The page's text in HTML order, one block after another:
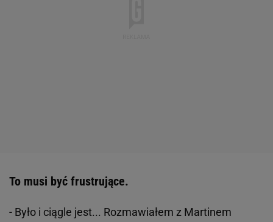
To musi być frustrujące.
- Było i ciągle jest... Rozmawiałem z Martinem